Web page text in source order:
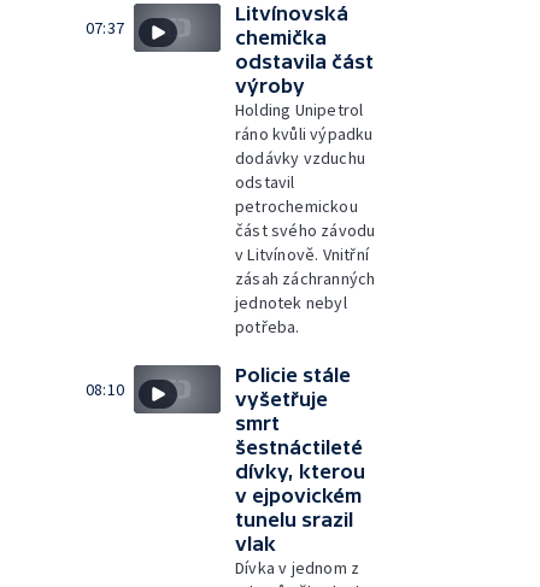
07:37
Litvínovská
chemička
odstavila část
výroby
Holding Unipetrol
ráno kvůli výpadku
dodávky vzduchu
odstavil
petrochemickou
část svého závodu
v Litvínově. Vnitřní
zásah záchranných
jednotek nebyl
potřeba.
08:10
Policie stále
vyšetřuje
smrt
šestnáctileté
dívky, kterou
v ejpovickém
tunelu srazil
vlak
Dívka v jednom z